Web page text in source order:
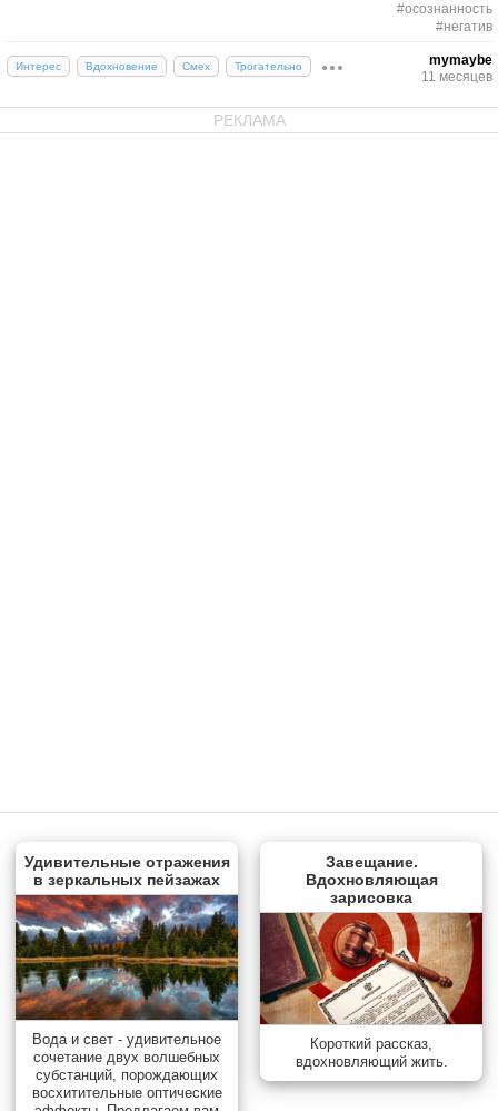
#осознанность
#негатив
Интерес Вдохновение Смех Трогательно
mymaybe
11 месяцев
РЕКЛАМА
Удивительные отражения
в зеркальных пейзажах
Вода и свет - удивительное
сочетание двух волшебных
субстанций, порождающих
восхитительные оптические
Завещание.
Вдохновляющая
зарисовка
Короткий рассказ,
вдохновляющий жить.